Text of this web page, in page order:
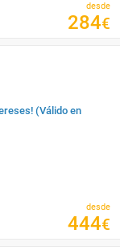
desde
284€
(Válido en
desde
444€